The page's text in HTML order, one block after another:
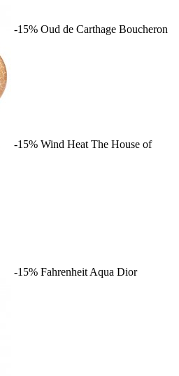
-15% Oud de Carthage Boucheron
-15% Wind Heat The House of
-15% Fahrenheit Aqua Dior